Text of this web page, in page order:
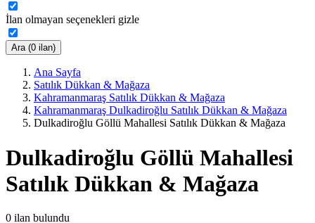
İlan olmayan seçenekleri gizle
Ara (0 ilan)
Ana Sayfa
Satılık Dükkan & Mağaza
Kahramanmaraş Satılık Dükkan & Mağaza
Kahramanmaraş Dulkadiroğlu Satılık Dükkan & Mağaza
Dulkadiroğlu Göllü Mahallesi Satılık Dükkan & Mağaza
Dulkadiroğlu Göllü Mahallesi
Satılık Dükkan & Mağaza
0 ilan bulundu